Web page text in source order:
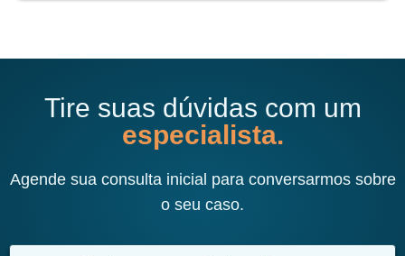
Tire suas dúvidas com um
especialista.
Agende sua consulta inicial para conversarmos sobre
o seu caso.